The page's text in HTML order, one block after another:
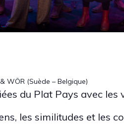
WÖR (Suède – Belgique)
du Plat Pays avec les
les similitudes et les